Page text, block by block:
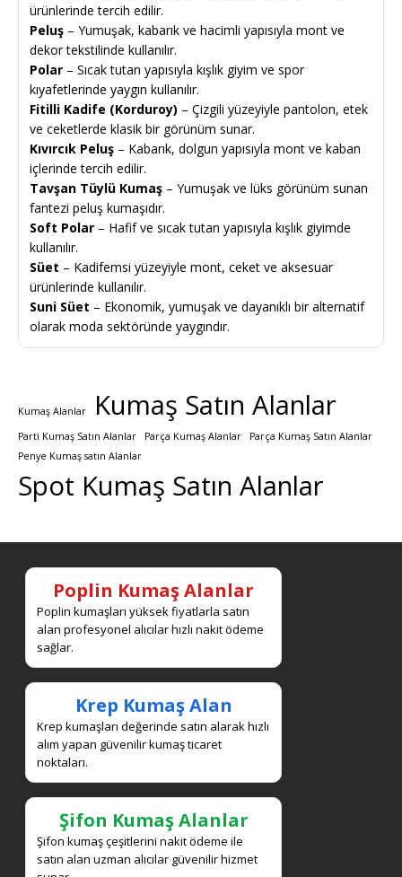
ürünlerinde tercih edilir.
Peluş – Yumuşak, kabarık ve hacimli yapısıyla mont ve
dekor tekstilinde kullanılır.
Polar – Sıcak tutan yapısıyla kışlık giyim ve spor
kıyafetlerinde yaygın kullanılır.
Fitilli Kadife (Korduroy) – Çizgili yüzeyiyle pantolon, etek
ve ceketlerde klasik bir görünüm sunar.
Kıvırcık Peluş – Kabarık, dolgun yapısıyla mont ve kaban
içlerinde tercih edilir.
Tavşan Tüylü Kumaş – Yumuşak ve lüks görünüm sunan
fantezi peluş kumaşıdır.
Soft Polar – Hafif ve sıcak tutan yapısıyla kışlık giyimde
kullanılır.
Süet – Kadifemsi yüzeyiyle mont, ceket ve aksesuar
ürünlerinde kullanılır.
Suni Süet – Ekonomik, yumuşak ve dayanıklı bir alternatif
olarak moda sektöründe yaygındır.
Kumaş Alanlar Kumaş Satın Alanlar
Parti Kumaş Satın Alanlar Parça Kumaş Alanlar
Parça Kumaş Satın Alanlar
Penye Kumaş satın Alanlar
Spot Kumaş Satın Alanlar
Poplin Kumaş Alanlar
Poplin kumaşları yüksek fiyatlarla satın
alan profesyonel alıcılar hızlı nakit ödeme
sağlar.
Krep Kumaş Alan
Krep kumaşları değerinde satın alarak hızlı
alım yapan güvenilir kumaş ticaret
noktaları.
Şifon Kumaş Alanlar
Şifon kumaş çeşitlerini nakit ödeme ile
satın alan uzman alıcılar güvenilir hizmet